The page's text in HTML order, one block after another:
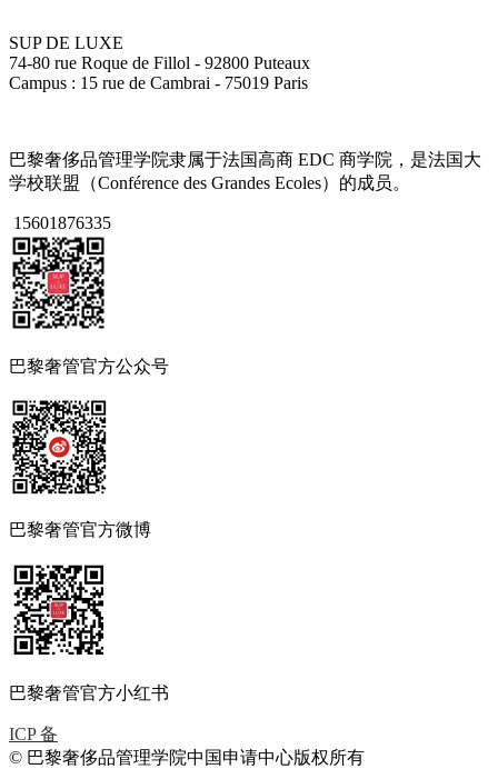
SUP DE LUXE
74-80 rue Roque de Fillol - 92800 Puteaux
Campus : 15 rue de Cambrai - 75019 Paris
巴黎奢侈品管理学院隶属于法国高商 EDC 商学院，是法国大
学校联盟（Conférence des Grandes Ecoles）的成员。
15601876335
巴黎奢管官方公众号
巴黎奢管官方微博
巴黎奢管官方小红书
ICP 备
© 巴黎奢侈品管理学院中国申请中心版权所有